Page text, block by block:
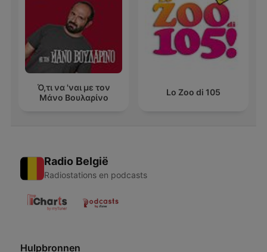
Ό,τι να 'ναι με τον
Μάνο Βουλαρίνο
Lo Zoo di 105
Radio België
Radiostations en podcasts
Hulpbronnen